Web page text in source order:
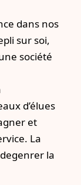
dans nos
sur soi,
société
d’élues
et
La
la